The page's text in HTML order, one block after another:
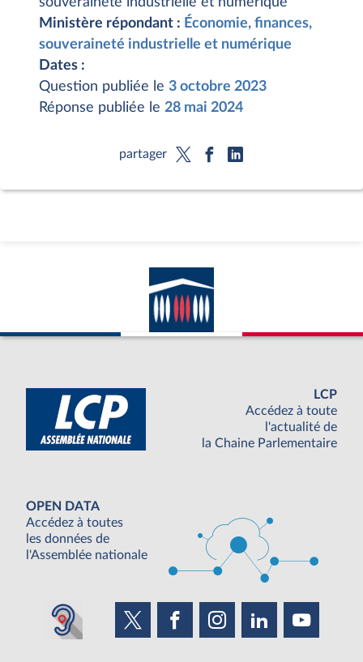
Ministère répondant : Économie, finances,
souveraineté industrielle et numérique
Dates :
Question publiée le 3 octobre 2023
Réponse publiée le 28 mai 2024
partager
LCP
Accédez à toute
l'actualité de
la Chaine Parlementaire
OPEN DATA
Accédez à toutes
les données de
l'Assemblée nationale